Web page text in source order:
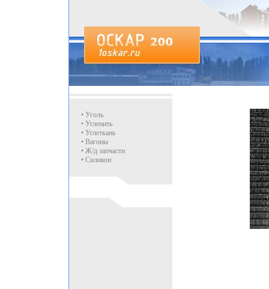
• Уголь
• Угленить
• Углеткань
• Вагоны
• Ж/д запчасти
• Силикон